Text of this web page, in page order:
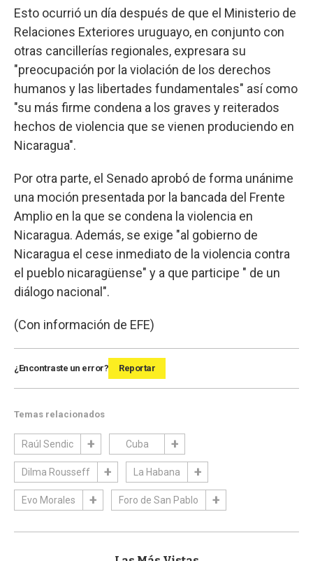
Esto ocurrió un día después de que el Ministerio de
Relaciones Exteriores uruguayo, en conjunto con
otras cancillerías regionales, expresara su
"preocupación por la violación de los derechos
humanos y las libertades fundamentales" así como
"su más firme condena a los graves y reiterados
hechos de violencia que se vienen produciendo en
Nicaragua".
Por otra parte, el Senado aprobó de forma unánime
una moción presentada por la bancada del Frente
Amplio en la que se condena la violencia en
Nicaragua. Además, se exige "al gobierno de
Nicaragua el cese inmediato de la violencia contra
el pueblo nicaragüense" y a que participe " de un
diálogo nacional".
(Con información de EFE)
¿Encontraste un error? Reportar
Temas relacionados
Raúl Sendic Cuba
Dilma Rousseff La Habana
Evo Morales Foro de San Pablo